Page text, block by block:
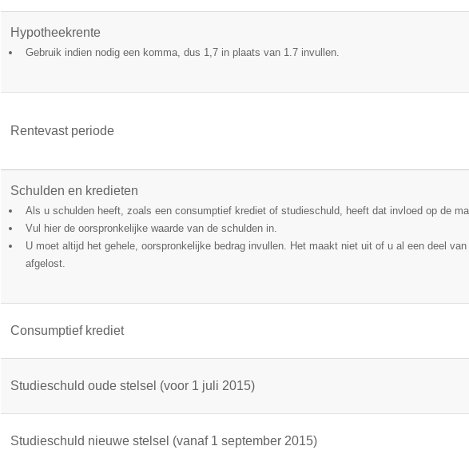
Hypotheekrente
Gebruik indien nodig een komma, dus 1,7 in plaats van 1.7 invullen.
Rentevast periode
Schulden en kredieten
Als u schulden heeft, zoals een consumptief krediet of studieschuld, heeft dat invloed op de
Vul hier de oorspronkelijke waarde van de schulden in.
U moet altijd het gehele, oorspronkelijke bedrag invullen. Het maakt niet uit of u al een deel
afgelost.
Consumptief krediet
Studieschuld oude stelsel (voor 1 juli 2015)
Studieschuld nieuwe stelsel (vanaf 1 september 2015)